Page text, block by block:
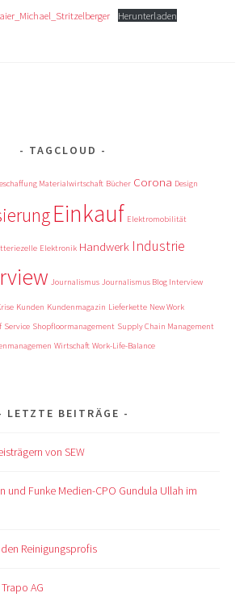
Herunterladen
TAGCLOUD
Materialwirtschaft Bücher Corona Design
Einkauf Elektromobilität
Elektronik Handwerk Industrie
Journalismus Journalismus Blog Interview
Kunden Kundenmagazin Lieferkette New Work
Service Shopfloormanagement Supply Chain Management
Wirtschaft Work-Life-Balance
LETZTE BEITRÄGE
von SEW
und Funke Medien-CPO Gundula Ullah im
Reinigungsprofis
AG